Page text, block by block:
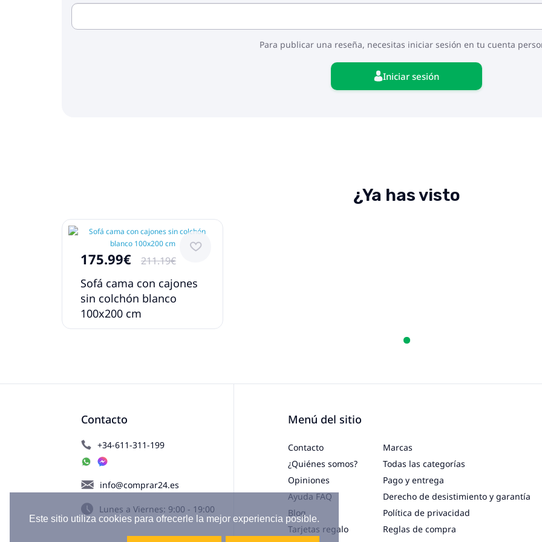
Este sitio utiliza cookies para ofrecerle la mejor experiencia posible.
Para publicar una reseña, necesitas iniciar sesión en tu cuenta
Iniciar sesión
¿Ya has visto
175.99€ 211.19€
Sofá cama con cajones
sin colchón blanco
100x200 cm
Contacto
+34-611-311-199
info@comprar24.es
Lunes a Viernes: 9:00 - 19:00
Menú del sitio
Contacto
¿Quiénes somos?
Opiniones
Ayuda FAQ
Blog
Tarjetas regalo
Marcas
Todas las categorías
Pago y entrega
Derecho de desistimiento y garantía
Política de privacidad
Reglas de compra